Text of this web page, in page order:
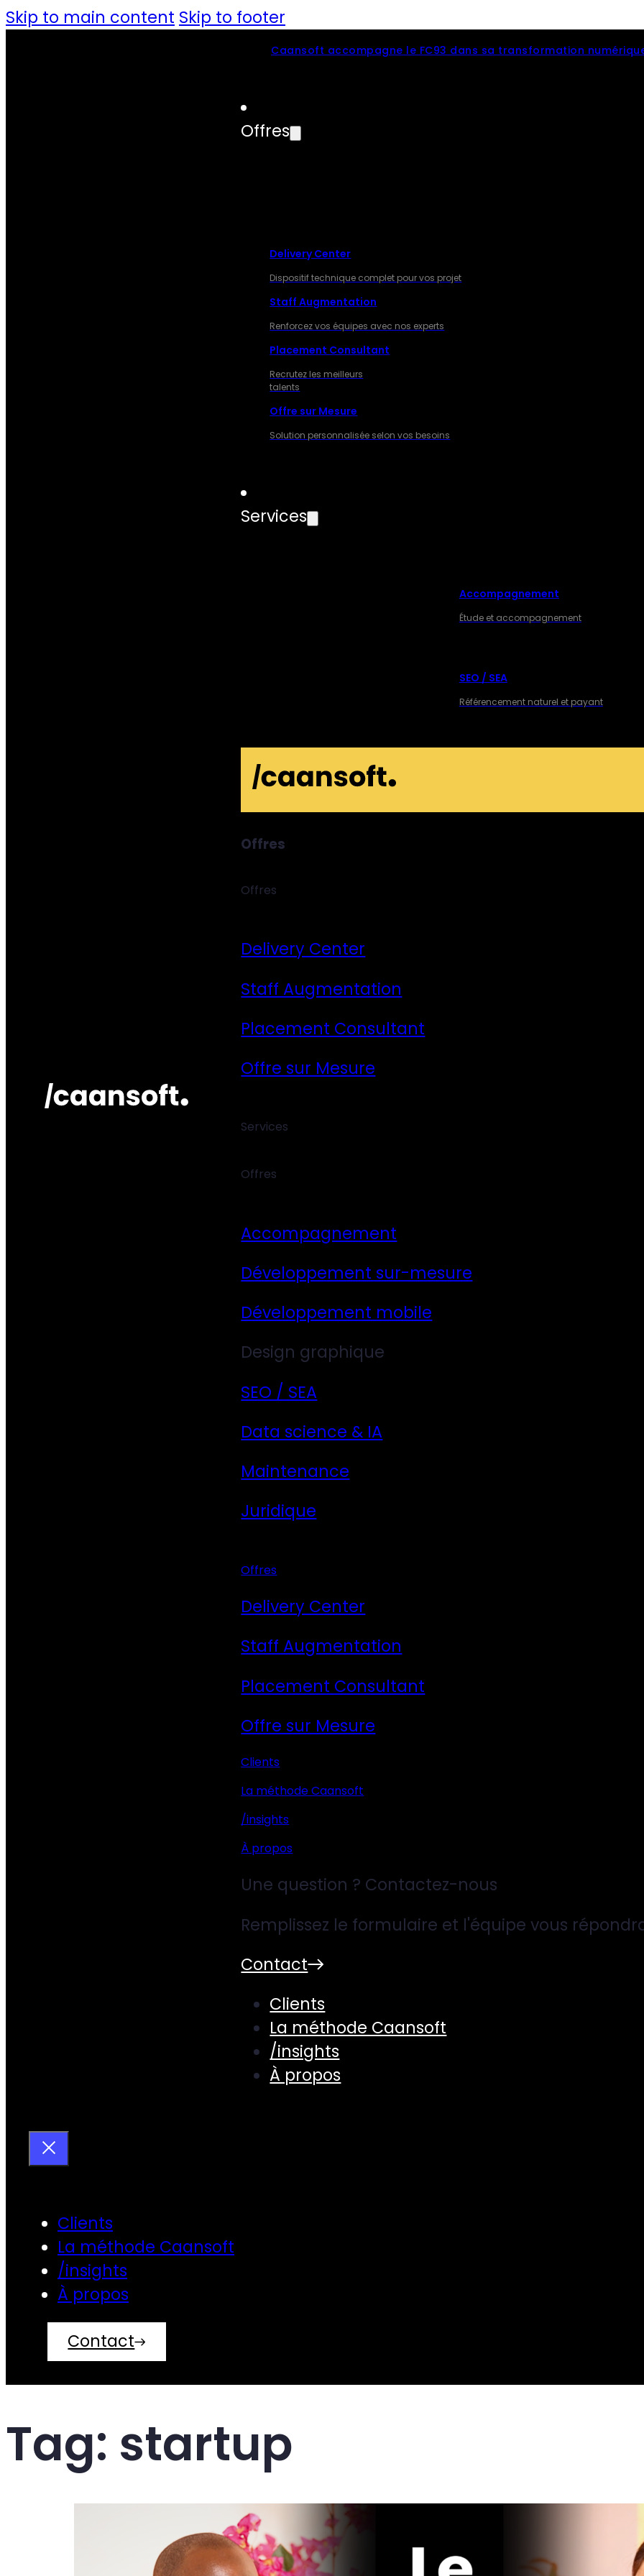
Skip to main content Skip to footer
Caansoft accompagne le FC93 dans sa transformation
Offres
Delivery Center
Dispositif technique complet pour vos projet
Staff Augmentation
Renforcez vos équipes avec nos experts
Placement Consultant
Recrutez les meilleurs
talents
Offre sur Mesure
Solution personnalisée selon vos besoins
Services
Accompagnement
Étude et accompagnement
SEO / SEA
Référencement naturel et payant
Offres
Offres
Delivery Center
Staff Augmentation
Placement Consultant
Offre sur Mesure
Services
Offres
Accompagnement
Développement sur-mesure
Développement mobile
Design graphique
SEO / SEA
Data science & IA
Maintenance
Juridique
Offres
Delivery Center
Staff Augmentation
Placement Consultant
Offre sur Mesure
Clients
La méthode Caansoft
/insights
À propos
Une question ? Contactez-nous
Remplissez le formulaire et l'équipe vous
Contact
Clients
La méthode Caansoft
/insights
À propos
Clients
La méthode Caansoft
/insights
À propos
Contact
Tag: startup